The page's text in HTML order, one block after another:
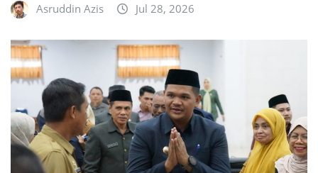
Asruddin Azis Jul 28, 2026